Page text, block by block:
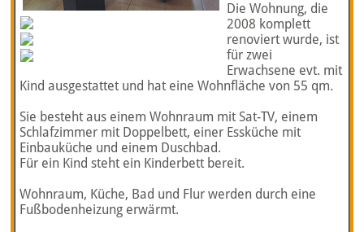
Die Wohnung, die
2008 komplett
renoviert wurde, ist
für zwei
Erwachsene evt. mit
Kind ausgestattet und hat eine Wohnfläche von 55 qm.
Sie besteht aus einem Wohnraum mit Sat-TV, einem
Schlafzimmer mit Doppelbett, einer Essküche mit
Einbauküche und einem Duschbad.
Für ein Kind steht ein Kinderbett bereit.
Wohnraum, Küche, Bad und Flur werden durch eine
Fußbodenheizung erwärmt.